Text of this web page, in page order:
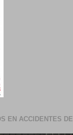
EN ACCIDENTES DE